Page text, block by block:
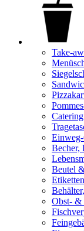
Take-
Catering
Becher,
Beutel
Obst- &